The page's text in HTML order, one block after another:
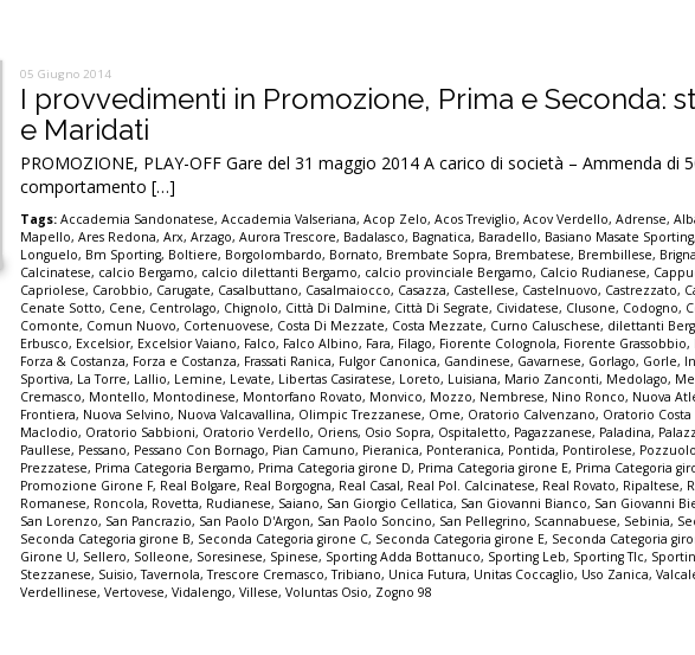
05 Giugno 2014
I provvedimenti in Promozione, Prima e Seconda:
e Maridati
PROMOZIONE, PLAY-OFF Gare del 31 maggio 2014 A carico di società – Ammenda di
comportamento […]
Tags: Accademia Sandonatese,Accademia Valseriana,Acop Zelo,Acos Treviglio,Acov Verdello,Adrense,
Mapello,Ares Redona,Arx,Arzago,Aurora Trescore, Badalasco, Bagnatica, Baradello, Basiano Masate Sporting,
Longuelo, Bm Sporting, Boltiere, Borgolombardo, Bornato, Brembate Sopra, Brembatese, Brembillese,
Calcinatese, calcio Bergamo, calcio dilettanti Bergamo, calcio provinciale Bergamo, Calcio Rudianese,
Capriolese, Carobbio, Carugate, Casalbuttano, Casalmaiocco, Casazza, Castellese, Castelnuovo, Castrezzato,
Cenate Sotto, Cene, Centrolago, Chignolo, Città Di Dalmine, Città Di Segrate, Cividatese, Clusone, Codogno,
Comonte, Comun Nuovo, Cortenuovese, Costa Di Mezzate, Costa Mezzate, Curno Caluschese, dilettanti
Erbusco, Excelsior, Excelsior Vaiano, Falco, Falco Albino, Fara, Filago, Fiorente Colognola, Fiorente Grassobbio,
Forza & Costanza, Forza e Costanza, Frassati Ranica, Fulgor Canonica, Gandinese, Gavarnese, Gorlago, Gorle,
Sportiva, La Torre, Lallio, Lemine, Levate, Libertas Casiratese, Loreto, Luisiana, Mario Zanconti, Medolago,
Cremasco, Montello, Montodinese, Montorfano Rovato, Monvico, Mozzo, Nembrese, Nino Ronco, Nuova
Frontiera, Nuova Selvino, Nuova Valcavallina, Olimpic Trezzanese, Ome, Oratorio Calvenzano, Oratorio
Maclodio, Oratorio Sabbioni, Oratorio Verdello, Oriens, Osio Sopra, Ospitaletto, Pagazzanese, Paladina,
Paullese, Pessano, Pessano Con Bornago, Pian Camuno, Pieranica, Ponteranica, Pontida, Pontirolese,
Prezzatese, Prima Categoria Bergamo, Prima Categoria girone D, Prima Categoria girone E, Prima Categoria
Promozione Girone F, Real Bolgare, Real Borgogna, Real Casal, Real Pol. Calcinatese, Real Rovato, Ripaltese,
Romanese, Roncola, Rovetta, Rudianese, Saiano, San Giorgio Cellatica, San Giovanni Bianco, San Giovanni
San Lorenzo, San Pancrazio, San Paolo D'Argon, San Paolo Soncino, San Pellegrino, Scannabuese, Sebinia,
Seconda Categoria girone B, Seconda Categoria girone C, Seconda Categoria girone E, Seconda Categoria
Girone U, Sellero, Solleone, Soresinese, Spinese, Sporting Adda Bottanuco, Sporting Leb, Sporting Tlc,
Stezzanese, Suisio,Tavernola,Trescore Cremasco,Tribiano, Unica Futura, Unitas Coccaglio, Uso Zanica,
Verdellinese,Vertovese,Vidalengo,Villese,Voluntas Osio, Zogno 98